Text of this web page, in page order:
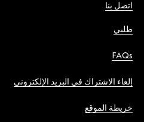
اتصل بنا
طلبي
FAQs
إلغاء الاشتراك في البريد الإلكتروني
خريطة الموقع